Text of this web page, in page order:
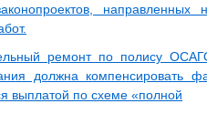
направленных
ремонт по полису
должна компенсировать
выплатой по схеме «полной